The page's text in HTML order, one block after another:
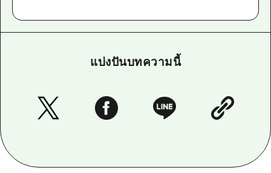
แบ่งปันบทความนี้